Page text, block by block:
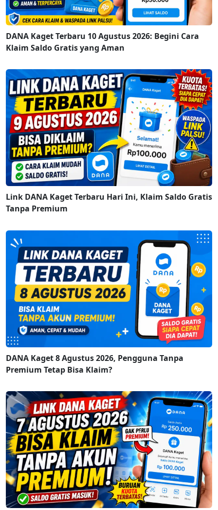
DANA Kaget Terbaru 10 Agustus 2026: Begini Cara
Klaim Saldo Gratis yang Aman
Link DANA Kaget Terbaru Hari Ini, Klaim Saldo Gratis
Tanpa Premium
DANA Kaget 8 Agustus 2026, Pengguna Tanpa
Premium Tetap Bisa Klaim?